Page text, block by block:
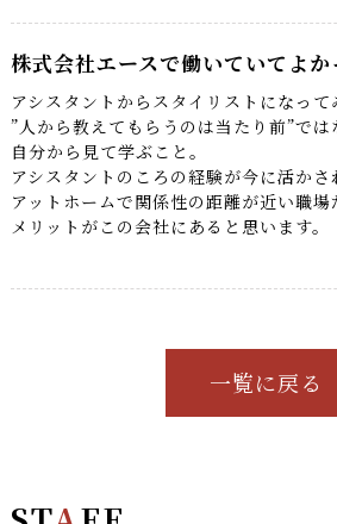
株式会社エースで働いていてよ
アシスタントからスタイリストになっ
”人から教えてもらうのは当たり前”では
自分から見て学ぶこと。
アシスタントのころの経験が今に活かさ
アットホームで関係性の距離が近い職場
メリットがこの会社にあると思います。
一覧に戻る